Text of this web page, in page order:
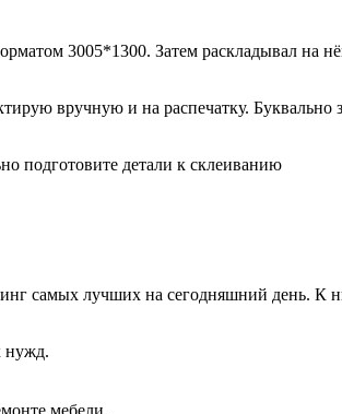
3005*1300. Затем раскладывал на
вручную и на распечатку. Буквально
подготовите детали к склеиванию
самых лучших на сегодняшний день. К
нужд.
мебели.